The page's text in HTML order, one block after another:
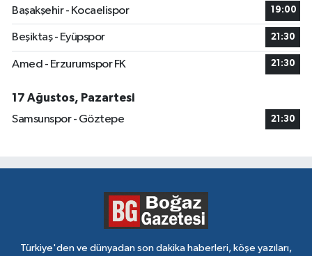
Başakşehir - Kocaelispor
19:00
Beşiktaş - Eyüpspor 21:30
Amed - Erzurumspor FK 21:30
17 Ağustos, Pazartesi
Samsunspor - Göztepe
21:30
Türkiye'den ve dünyadan son dakika haberleri, köşe yazıları,